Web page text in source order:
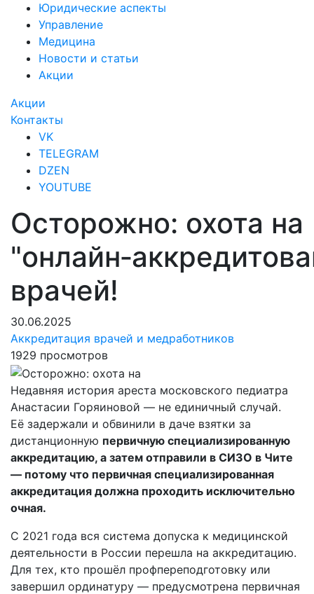
Юридические аспекты
Управление
Медицина
Новости и статьи
Акции
Акции
Контакты
VK
TELEGRAM
DZEN
YOUTUBE
Осторожно: охота на
врачей!
30.06.2025
Аккредитация врачей и медработников
1929 просмотров
Недавняя история ареста московского педиатра
Анастасии Горяиновой — не единичный случай.
Её задержали и обвинили в даче взятки за
дистанционную первичную специализированную
аккредитацию, а затем отправили в СИЗО в Чите
— потому что первичная специализированная
аккредитация должна проходить исключительно
очная.
С 2021 года вся система допуска к медицинской
деятельности в России перешла на аккредитацию.
Для тех, кто прошёл профпереподготовку или
завершил ординатуру — предусмотрена первичная